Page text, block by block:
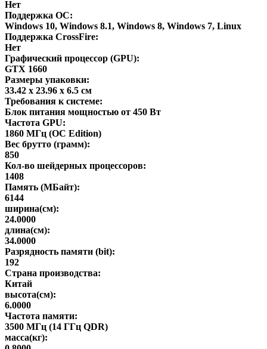
Нет
Поддержка ОС:
Windows 10, Windows 8.1, Windows 8, Windows 7, Linux
Поддержка CrossFire:
Нет
Графический процессор (GPU):
GTX 1660
Размеры упаковки:
33.42 x 23.96 x 6.5 см
Требования к системе:
Блок питания мощностью от 450 Вт
Частота GPU:
1860 МГц (OC Edition)
Вес брутто (грамм):
850
Кол-во шейдерных процессоров:
1408
Память (МБайт):
6144
ширина(см):
24.0000
длина(см):
34.0000
Разрядность памяти (bit):
192
Страна производства:
Китай
высота(см):
6.0000
Частота памяти:
3500 МГц (14 ГГц QDR)
масса(кг):